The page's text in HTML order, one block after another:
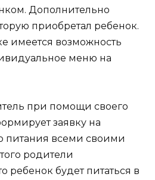
Дополнительно
приобретал ребенок.
имеется возможность
меню на
при помощи своего
заявку на
питания всеми своими
родители
ребенок будет питаться в